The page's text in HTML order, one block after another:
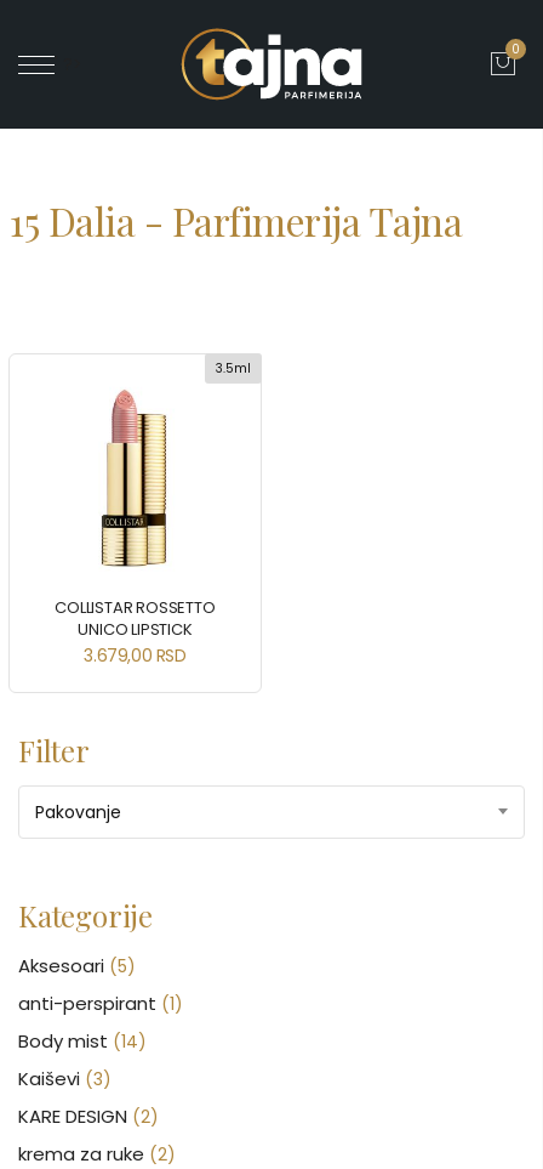
0
15 Dalia - Parfimerija Tajna
3.5ml
COLLISTAR ROSSETTO
UNICO LIPSTICK
3.679,00 RSD
Filter
Pakovanje
Kategorije
Aksesoari (5)
anti-perspirant (1)
Body mist (14)
Kaiševi (3)
KARE DESIGN (2)
krema za ruke (2)